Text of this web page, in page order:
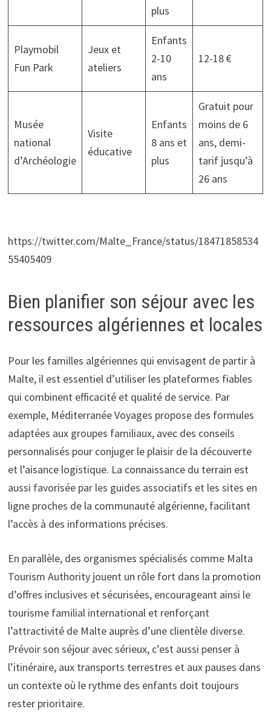
plus
Playmobil
Fun Park
Jeux et
ateliers
Enfants
2-10
ans
12-18 €
Musée
national
d’Archéologie
Visite
éducative
Enfants
8 ans et
plus
Gratuit pour
moins de 6
ans, demi-
tarif jusqu’à
26 ans
https://twitter.com/Malte_France/status/18471858534
55405409
Bien planifier son séjour avec les
ressources algériennes et locales
Pour les familles algériennes qui envisagent de partir à
Malte, il est essentiel d’utiliser les plateformes fiables
qui combinent efficacité et qualité de service. Par
exemple, Méditerranée Voyages propose des formules
adaptées aux groupes familiaux, avec des conseils
personnalisés pour conjuger le plaisir de la découverte
et l’aisance logistique. La connaissance du terrain est
aussi favorisée par les guides associatifs et les sites en
ligne proches de la communauté algérienne, facilitant
l’accès à des informations précises.
En parallèle, des organismes spécialisés comme Malta
Tourism Authority jouent un rôle fort dans la promotion
d’offres inclusives et sécurisées, encourageant ainsi le
tourisme familial international et renforçant
l’attractivité de Malte auprès d’une clientèle diverse.
Prévoir son séjour avec sérieux, c’est aussi penser à
l’itinéraire, aux transports terrestres et aux pauses dans
un contexte où le rythme des enfants doit toujours
rester prioritaire.